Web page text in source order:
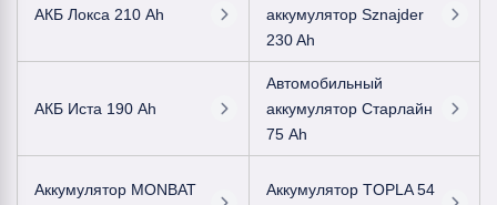
АКБ Локса 210 Ah
аккумулятор Sznajder
230 Ah
АКБ Иста 190 Ah
Автомобильный
аккумулятор Старлайн
75 Ah
Аккумулятор MONBAT
Аккумулятор TOPLA 54